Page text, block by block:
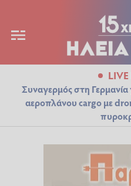
Συναγερμός στη
αεροπλάνου cargo με